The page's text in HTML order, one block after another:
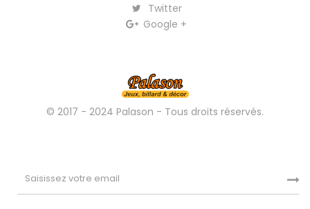
Twitter
Google +
© 2017 - 2024 Palason - Tous droits réservés.